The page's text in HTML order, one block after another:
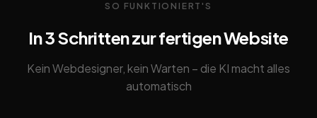
SO FUNKTIONIERT'S
In 3 Schritten zur fertigen Website
Kein Webdesigner, kein Warten – die KI macht alles
automatisch